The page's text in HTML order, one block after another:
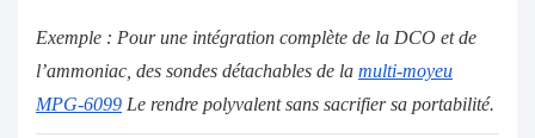
Exemple : Pour une intégration complète de la DCO et de
l’ammoniac, des sondes détachables de la multi-moyeu
MPG-6099 Le rendre polyvalent sans sacrifier sa portabilité.